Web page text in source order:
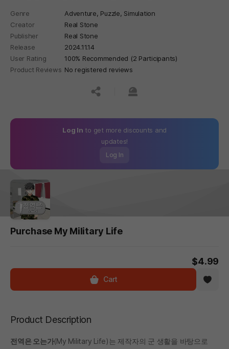
Genre Adventure, Puzzle, Simulation
Creator
Real Stone
Publisher
Real Stone
Release
2024.11.14
User Rating
100% Recommended (2 Participants)
Product Reviews No registered reviews
공유하기신고하기
Log In to get more discounts and
updates!
Log In
Purchase My Military Life
$4.99
Cart
Product Description
전역은 오는가(My Military Life)는 제작자의 군 생활을 바탕으로